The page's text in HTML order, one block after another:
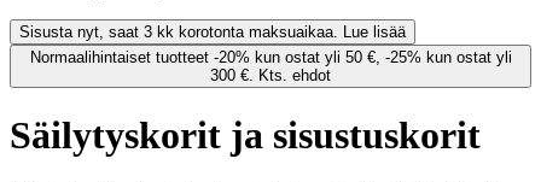
Sisusta nyt, saat 3 kk korotonta maksuaikaa. Lue lisää
Normaalihintaiset tuotteet -20% kun ostat yli 50 €, -25% kun ostat yli
300 €. Kts. ehdot
Säilytyskorit ja sisustuskorit